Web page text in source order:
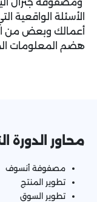
ومصفوفة جنرال
الأسئلة الواقعية
أعمالك وبعض من
هضم المعلومات
محاور الدورة
مصفوفة أنسوف
تطوير المنتج
تطوير السوق